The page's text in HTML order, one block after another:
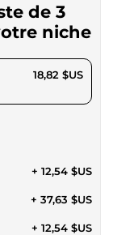
de 3
niche
18,82 $US
+ 12,54 $US
+ 37,63 $US
+ 12,54 $US